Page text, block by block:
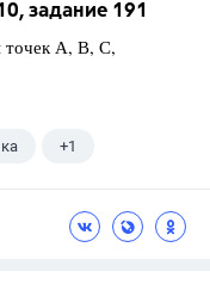
задание 191
точек А, В, С,
+1